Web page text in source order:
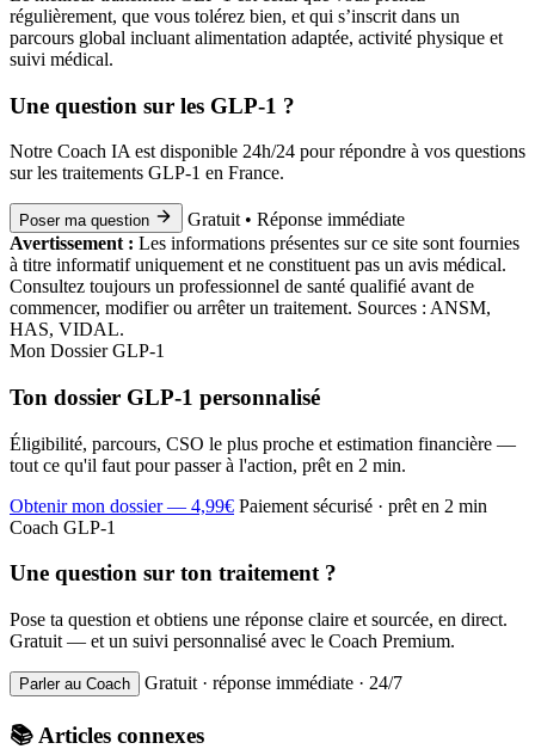
régulièrement, que vous tolérez bien, et qui s’inscrit dans un
parcours global incluant alimentation adaptée, activité physique et
suivi médical.
Une question sur les GLP-1 ?
Notre Coach IA est disponible 24h/24 pour répondre à vos questions
sur les traitements GLP-1 en France.
Poser ma question
Gratuit • Réponse immédiate
Avertissement : Les informations présentes sur ce site sont fournies
à titre informatif uniquement et ne constituent pas un avis médical.
Consultez toujours un professionnel de santé qualifié avant de
commencer, modifier ou arrêter un traitement. Sources : ANSM,
HAS, VIDAL.
Mon Dossier GLP-1
Ton dossier GLP-1 personnalisé
Éligibilité, parcours, CSO le plus proche et estimation financière —
tout ce qu'il faut pour passer à l'action, prêt en 2 min.
Obtenir mon dossier — 4,99€ Paiement sécurisé · prêt en 2 min
Coach GLP-1
Une question sur ton traitement ?
Pose ta question et obtiens une réponse claire et sourcée, en direct.
Gratuit — et un suivi personnalisé avec le Coach Premium.
Parler au Coach Gratuit · réponse immédiate · 24/7
📚 Articles connexes